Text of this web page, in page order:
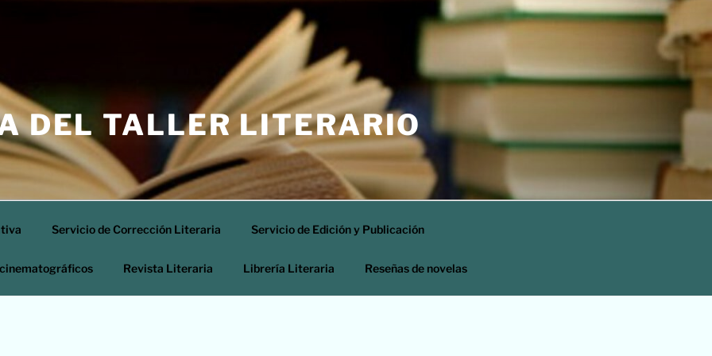
DEL TALLER LITERARIO
Servicio de Corrección Literaria Servicio de Edición y Publicación
Revista Literaria Librería Literaria Reseñas de novelas